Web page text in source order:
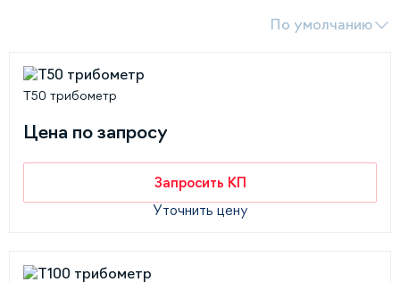
По умолчанию
Т50 трибометр
Цена по запросу
Запросить КП
Уточнить цену